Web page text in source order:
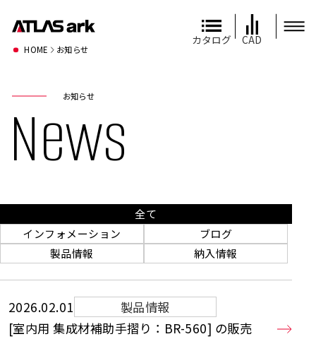
カタログ CAD
お知らせ
News
HOME お知らせ
全て
インフォメーション
ブログ
製品情報
納入情報
2026.02.01
製品情報
[室内用 集成材補助手摺り：BR-560] の販売